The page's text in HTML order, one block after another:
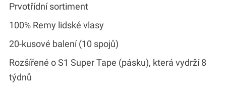
Prvotřídní sortiment
100% Remy lidské vlasy
20-kusové balení (10 spojů)
Rozšířené o S1 Super Tape (pásku), která vydrží 8
týdnů